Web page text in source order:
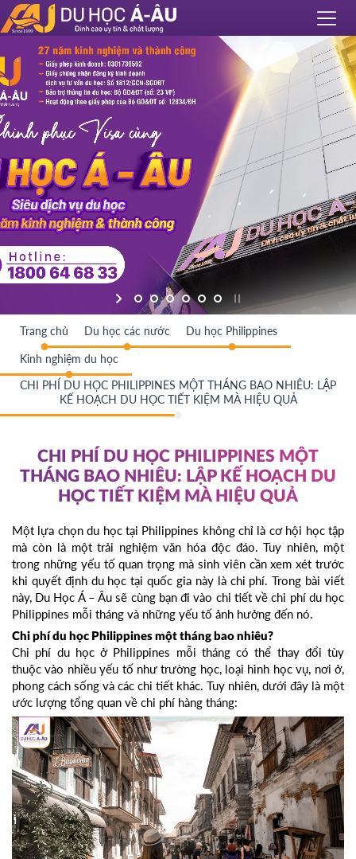
Trang chủ Du học các nước Du học Philippines
Kinh nghiệm du học
CHI PHÍ DU HỌC PHILIPPINES MỘT THÁNG BAO NHIÊU: LẬP
KẾ HOẠCH DU HỌC TIẾT KIỆM MÀ HIỆU QUẢ
CHI PHÍ DU HỌC PHILIPPINES MỘT
THÁNG BAO NHIÊU: LẬP KẾ HOẠCH DU
HỌC TIẾT KIỆM MÀ HIỆU QUẢ
Một lựa chọn du học tại Philippines không chỉ là cơ hội học tập
mà còn là một trải nghiệm văn hóa độc đáo. Tuy nhiên, một
trong những yếu tố quan trọng mà sinh viên cần xem xét trước
khi quyết định du học tại quốc gia này là chi phí. Trong bài viết
này, Du Học Á – Âu sẽ cùng bạn đi vào chi tiết về chi phí du học
Philippines mỗi tháng và những yếu tố ảnh hưởng đến nó.
Chi phí du học Philippines một tháng bao nhiêu?
Chi phí du học ở Philippines mỗi tháng có thể thay đổi tùy
thuộc vào nhiều yếu tố như trường học, loại hình học vụ, nơi ở,
phong cách sống và các chi tiết khác. Tuy nhiên, dưới đây là một
ước lượng tổng quan về chi phí hàng tháng: